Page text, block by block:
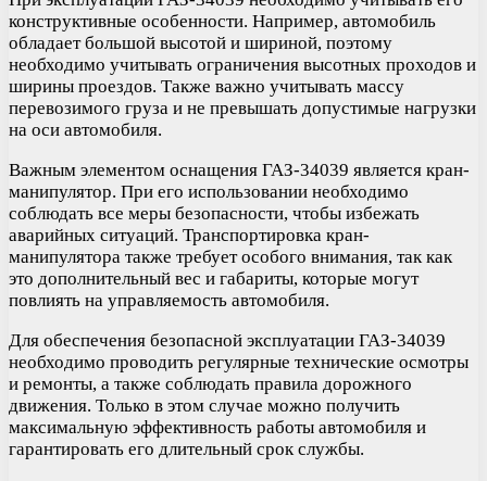
конструктивные особенности. Например, автомобиль
обладает большой высотой и шириной, поэтому
необходимо учитывать ограничения высотных проходов и
ширины проездов. Также важно учитывать массу
перевозимого груза и не превышать допустимые нагрузки
на оси автомобиля.
Важным элементом оснащения ГАЗ-34039 является кран-
манипулятор. При его использовании необходимо
соблюдать все меры безопасности, чтобы избежать
аварийных ситуаций. Транспортировка кран-
манипулятора также требует особого внимания, так как
это дополнительный вес и габариты, которые могут
повлиять на управляемость автомобиля.
Для обеспечения безопасной эксплуатации ГАЗ-34039
необходимо проводить регулярные технические осмотры
и ремонты, а также соблюдать правила дорожного
движения. Только в этом случае можно получить
максимальную эффективность работы автомобиля и
гарантировать его длительный срок службы.